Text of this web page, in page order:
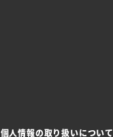
個人情報の取り扱いについて